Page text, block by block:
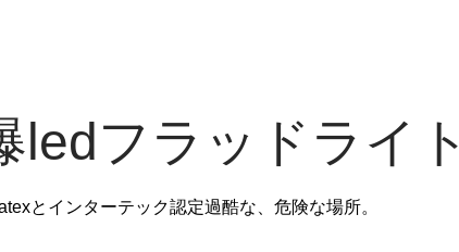
ledフラッドライト
とインターテック認定過酷な、危険な場所。